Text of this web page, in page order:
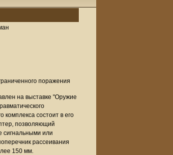
поражения
на выставке "Оружие
комплекса состоит в его
позволяющий
сигнальными или
рассеивания
150 мм.